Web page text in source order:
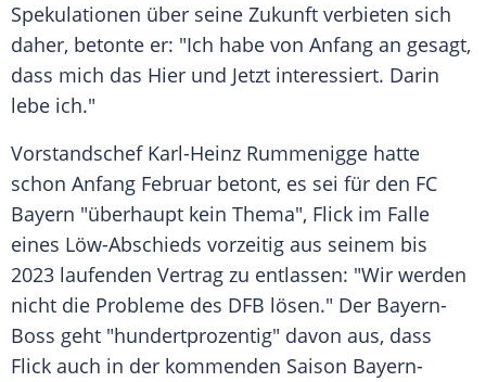
Spekulationen über seine Zukunft verbieten sich
daher, betonte er: "Ich habe von Anfang an gesagt,
dass mich das Hier und Jetzt interessiert. Darin
lebe ich."
Vorstandschef Karl-Heinz Rummenigge hatte
schon Anfang Februar betont, es sei für den FC
Bayern "überhaupt kein Thema", Flick im Falle
eines Löw-Abschieds vorzeitig aus seinem bis
2023 laufenden Vertrag zu entlassen: "Wir werden
nicht die Probleme des DFB lösen." Der Bayern-
Boss geht "hundertprozentig" davon aus, dass
Flick auch in der kommenden Saison Bayern-